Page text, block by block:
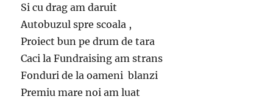
Si cu drag am daruit
Autobuzul spre scoala ,
Proiect bun pe drum de tara
Caci la Fundraising am strans
Fonduri de la oameni blanzi
Premiu mare noi am luat